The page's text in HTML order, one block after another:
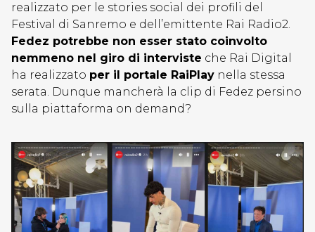
realizzato per le stories social dei profili del
Festival di Sanremo e dell’emittente Rai Radio2.
Fedez potrebbe non esser stato coinvolto
nemmeno nel giro di interviste che Rai Digital
ha realizzato per il portale RaiPlay nella stessa
serata. Dunque mancherà la clip di Fedez persino
sulla piattaforma on demand?